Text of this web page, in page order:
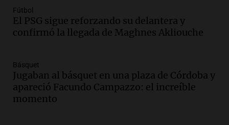
Audio.
los empresarios del país cree que la
economía mejorará el próximo año
Audio. Carolina Losada: "Faltó que el
oficialismo la explique mejor" sobre la
ley de propiedad privada
Informados al regreso
Fútbol
El PSG sigue reforzando su delantera y
confirmó la llegada de Maghnes Akliouche
Básquet
Jugaban al básquet en una plaza de Córdoba y
apareció Facundo Campazzo: el increíble
momento